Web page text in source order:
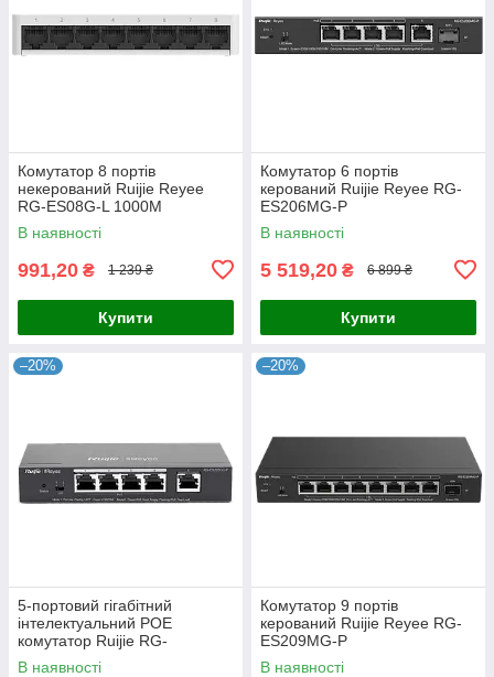
Комутатор 8 портів
некерований Ruijie Reyee
RG-ES08G-L 1000M
В наявності
991,20 ₴ 1 239 ₴
Купити
Комутатор 6 портів
керований Ruijie Reyee RG-
ES206MG-P
В наявності
5 519,20 ₴ 6 899 ₴
Купити
–20%
5-портовий гігабітний
інтелектуальний POE
комутатор Ruijie RG-
ES205GC-P
В наявності
–20%
Комутатор 9 портів
керований Ruijie Reyee RG-
ES209MG-P
В наявності